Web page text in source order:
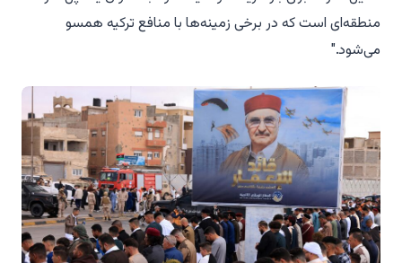
منطقه‌ای است که در برخی زمینه‌ها با منافع ترکیه همسو
می‌شود."